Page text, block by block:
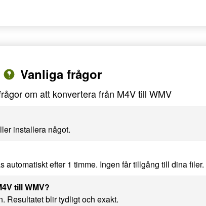
Vanliga frågor
om att konvertera från M4V till WMV
installera något.
efter 1 timme. Ingen får tillgång till dina filer.
till WMV?
Resultatet blir tydligt och exakt.